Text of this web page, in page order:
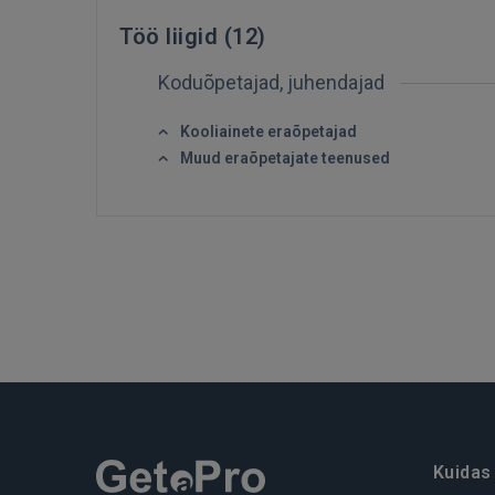
Töö liigid (12)
Koduõpetajad, juhendajad
Kooliainete eraõpetajad
Muud eraõpetajate teenused